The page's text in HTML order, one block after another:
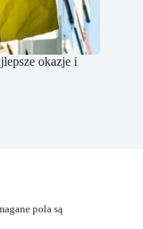
okazje i
pola są